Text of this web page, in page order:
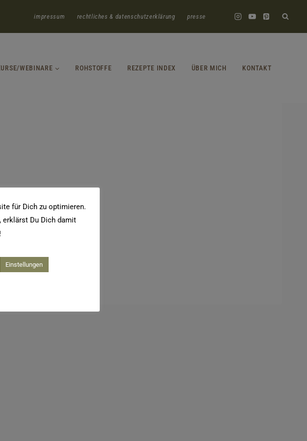
impressum rechtliches & datenschutzerklärung presse
WEBINARE ROHSTOFFE REZEPTE INDEX ÜBER MICH KONTAKT
für Dich zu optimieren.
erklärst Du Dich damit
Einstellungen